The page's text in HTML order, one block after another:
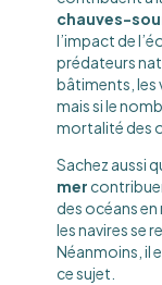
chauves-
l’impact de
prédateurs
bâtiments, les
mais si le
mortalité des
Sachez aussi
mer
des océans
les navires se
Néanmoins, il
ce sujet.